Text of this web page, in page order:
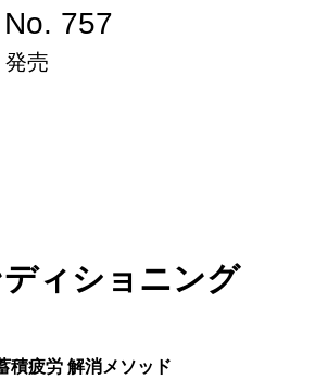
757
発売
ィショニング
積疲労 解消メソッド